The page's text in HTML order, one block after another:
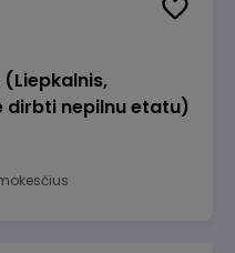
dirbti nepilnu etatu)